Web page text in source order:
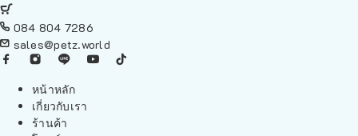
084 804 7286
sales@petz.world
หน้าหลัก
เกี่ยวกับเรา
ร้านค้า